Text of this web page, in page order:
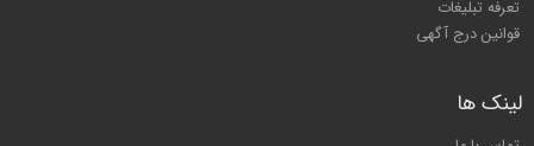
تعرفه تبلیغات
قوانین درج آگهی
لینک ها